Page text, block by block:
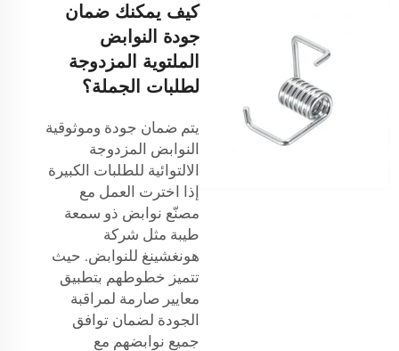
كيف يمكنك ضمان
جودة النوابض
الملتوية المزدوجة
لطلبات الجملة؟
يتم ضمان جودة وموثوقية
النوابض المزدوجة
الالتوائية للطلبات الكبيرة
إذا اخترت العمل مع
مصنّع نوابض ذو سمعة
طيبة مثل شركة
هونغشينغ للنوابض. حيث
تتميز خطوطهم بتطبيق
معايير صارمة لمراقبة
الجودة لضمان توافق
جميع نوابضهم مع